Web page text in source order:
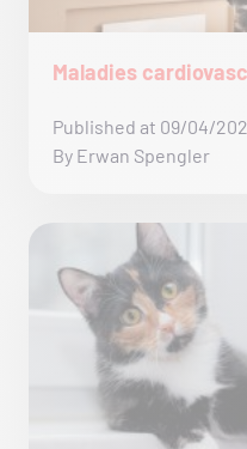
Maladies
Published at 09/04/
By Erwan Spengler